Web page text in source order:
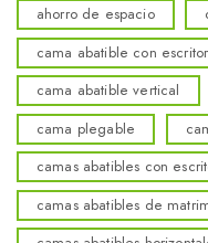
ahorro de espacio
cama abatible con
cama abatible vertical
cama plegable
camas abatibles con
camas abatibles de